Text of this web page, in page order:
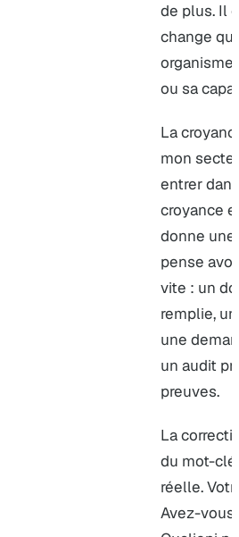
de plus. Il
change
ou sa
La
mon
entrer
croyance
donne
pense
vite : un
remplie,
une
un audit
preuves.
La
du mot-
réelle.
Avez-vous